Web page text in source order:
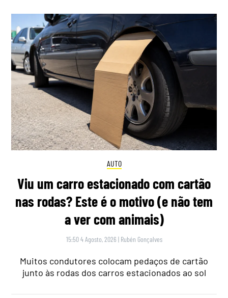
AUTO
Viu um carro estacionado com cartão
nas rodas? Este é o motivo (e não tem
a ver com animais)
15:50 4 Agosto, 2026 | Rubén Gonçalves
Muitos condutores colocam pedaços de cartão
junto às rodas dos carros estacionados ao sol